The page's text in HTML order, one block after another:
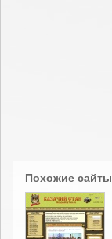
Похожие сайты